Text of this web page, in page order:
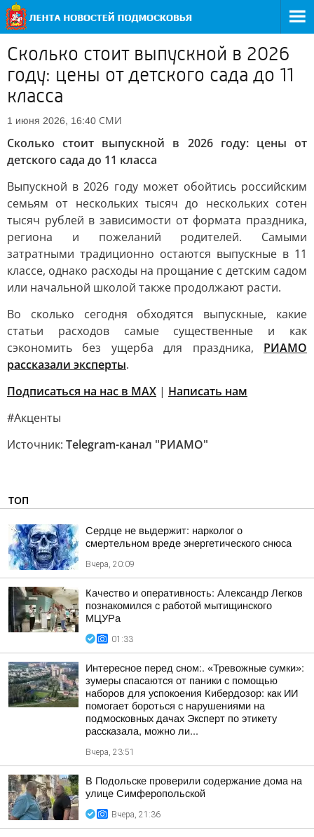
Сколько стоит выпускной в 2026
году: цены от детского сада до 11
класса
1 июня 2026, 16:40 СМИ
Сколько стоит выпускной в 2026 году: цены от
детского сада до 11 класса
Выпускной в 2026 году может обойтись российским
семьям от нескольких тысяч до нескольких сотен
тысяч рублей в зависимости от формата праздника,
региона и пожеланий родителей. Самыми
затратными традиционно остаются выпускные в 11
классе, однако расходы на прощание с детским садом
или начальной школой также продолжают расти.
Во сколько сегодня обходятся выпускные, какие
статьи расходов самые существенные и как
сэкономить без ущерба для праздника, РИАМО
рассказали эксперты.
Подписаться на нас в MAX | Написать нам
#Акценты
Источник: Telegram-канал "РИАМО"
ТОП
Сердце не выдержит: нарколог о
смертельном вреде энергетического снюса
Вчера, 20:09
Качество и оперативность: Александр Легков
познакомился с работой мытищинского
МЦУРа
01:33
Интересное перед сном:. «Тревожные сумки»:
зумеры спасаются от паники с помощью
наборов для успокоения Кибердозор: как ИИ
помогает бороться с нарушениями на
подмосковных дачах Эксперт по этикету
рассказала, можно ли...
Вчера, 23:51
В Подольске проверили содержание дома на
улице Симферопольской
Вчера, 21:36